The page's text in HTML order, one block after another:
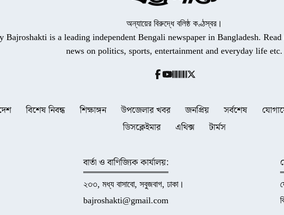
অন্যায়ের বিরুদ্ধে বলিষ্ঠ কণ্ঠস্বর।
Bajroshakti is a leading independent Bengali newspaper in Bangladesh. Read
news on politics, sports, entertainment and everyday life etc.
বিশেষ নিবন্ধ শিক্ষাঙ্গন উপজেলার খবর জনপ্রিয় সর্বশেষ
ডিসক্লেইমার
এথিক্স টার্মস
বার্তা ও বাণিজ্যিক কার্যালয়:
২৩৩, মধ্য বাসাবো, সবুজবাগ, ঢাকা।
bajroshakti@gmail.com